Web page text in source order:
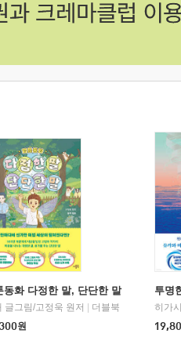
동화 다정한 말, 단단한 말
글그림/고정욱 원저
더블북
원
투명
히가